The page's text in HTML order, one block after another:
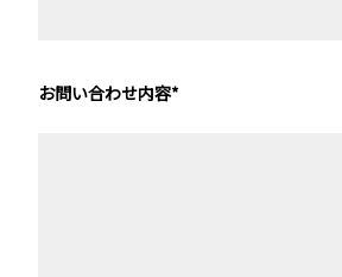
お問い合わせ内容*